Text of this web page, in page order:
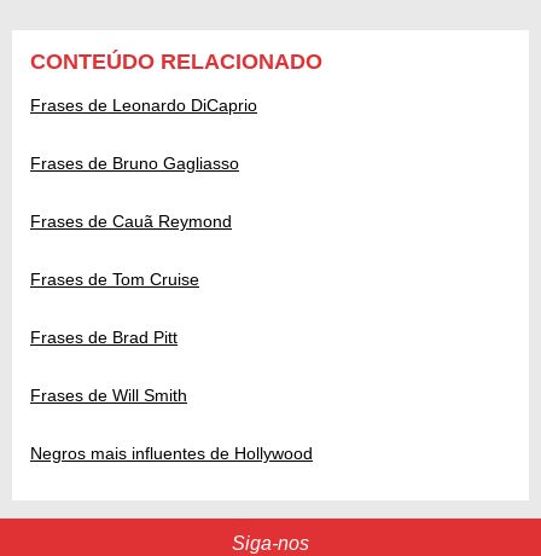
CONTEÚDO RELACIONADO
Frases de Leonardo DiCaprio
Frases de Bruno Gagliasso
Frases de Cauã Reymond
Frases de Tom Cruise
Frases de Brad Pitt
Frases de Will Smith
Negros mais influentes de Hollywood
Siga-nos